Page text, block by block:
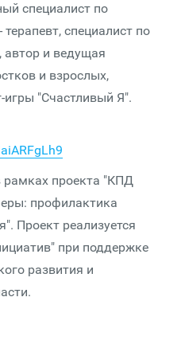
специалист по
специалист по
автор и ведущая
и взрослых,
игры "Счастливый Я".
рамках проекта "КПД
профилактика
Проект реализуется
при поддержке
развития и